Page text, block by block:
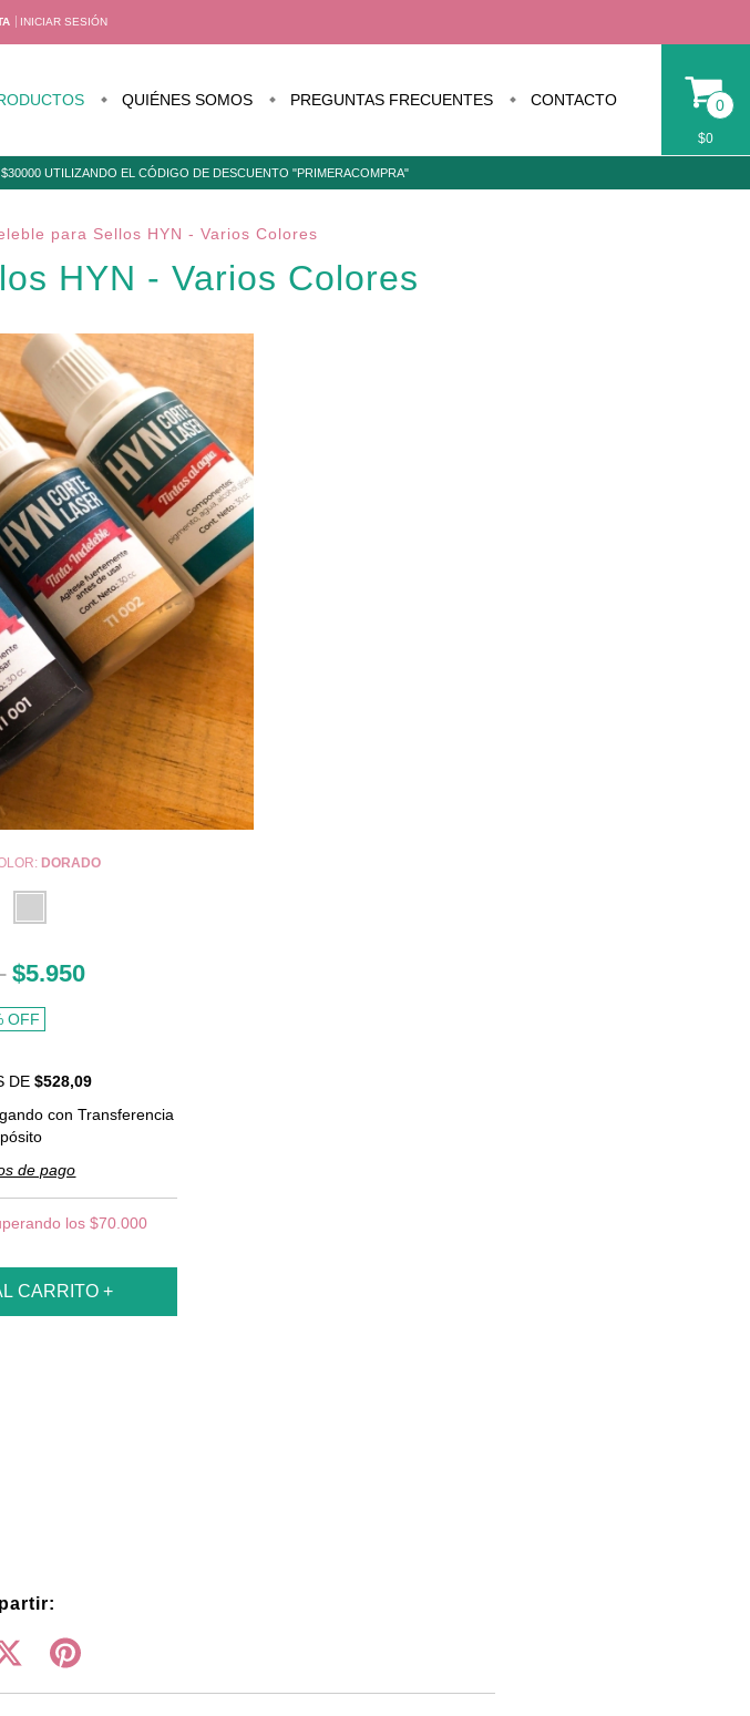
INICIAR SESIÓN
QUIÉNES SOMOS PREGUNTAS FRECUENTES CONTACTO 0
$0
UTILIZANDO EL CÓDIGO DE DESCUENTO "PRIMERACOMPRA"
para Sellos HYN - Varios Colores
HYN - Varios Colores
DORADO
$5.950
OFF
DE $528,09
con Transferencia
de pago
los $70.000